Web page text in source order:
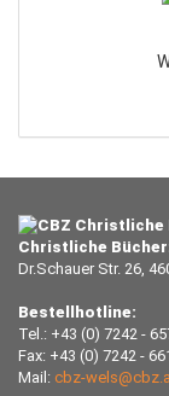
Christliche
Dr.Schauer Str. 26,
Bestellhotline:
Tel.: +43 (0) 7242 -
Fax: +43 (0) 7242 -
Mail: cbz-